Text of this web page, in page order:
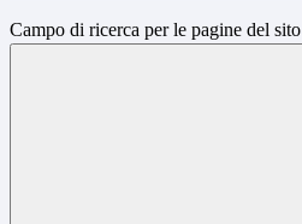
Campo di ricerca per le pagine del sito